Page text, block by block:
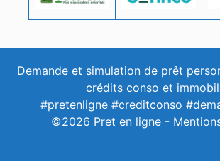
Demande et simulation de prêt
crédits conso et
#pretenligne #creditconso
©2026 Pret en ligne -